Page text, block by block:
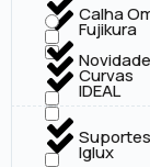
Calha
Curvas
Suportes
Fujikura
IDEAL
Iglux
Novidade